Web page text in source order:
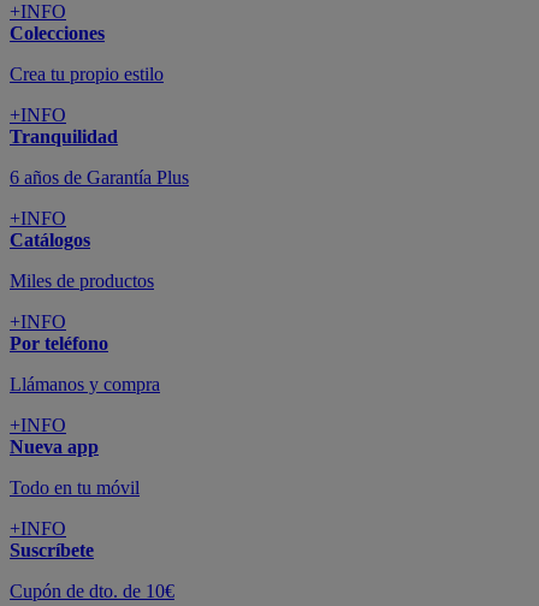
+INFO
Colecciones
Crea tu propio estilo
+INFO
Tranquilidad
6 años de Garantía Plus
+INFO
Catálogos
Miles de productos
+INFO
Por teléfono
Llámanos y compra
+INFO
Nueva app
Todo en tu móvil
+INFO
Suscríbete
Cupón de dto. de 10€